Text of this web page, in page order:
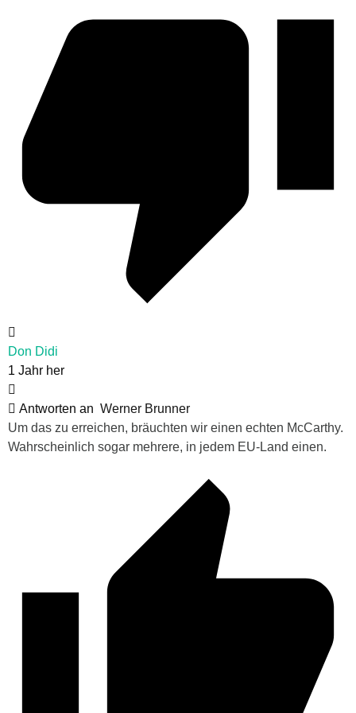
Don Didi
1 Jahr her
Antworten an Werner Brunner
Um das zu erreichen, bräuchten wir einen echten McCarthy.
Wahrscheinlich sogar mehrere, in jedem EU-Land einen.